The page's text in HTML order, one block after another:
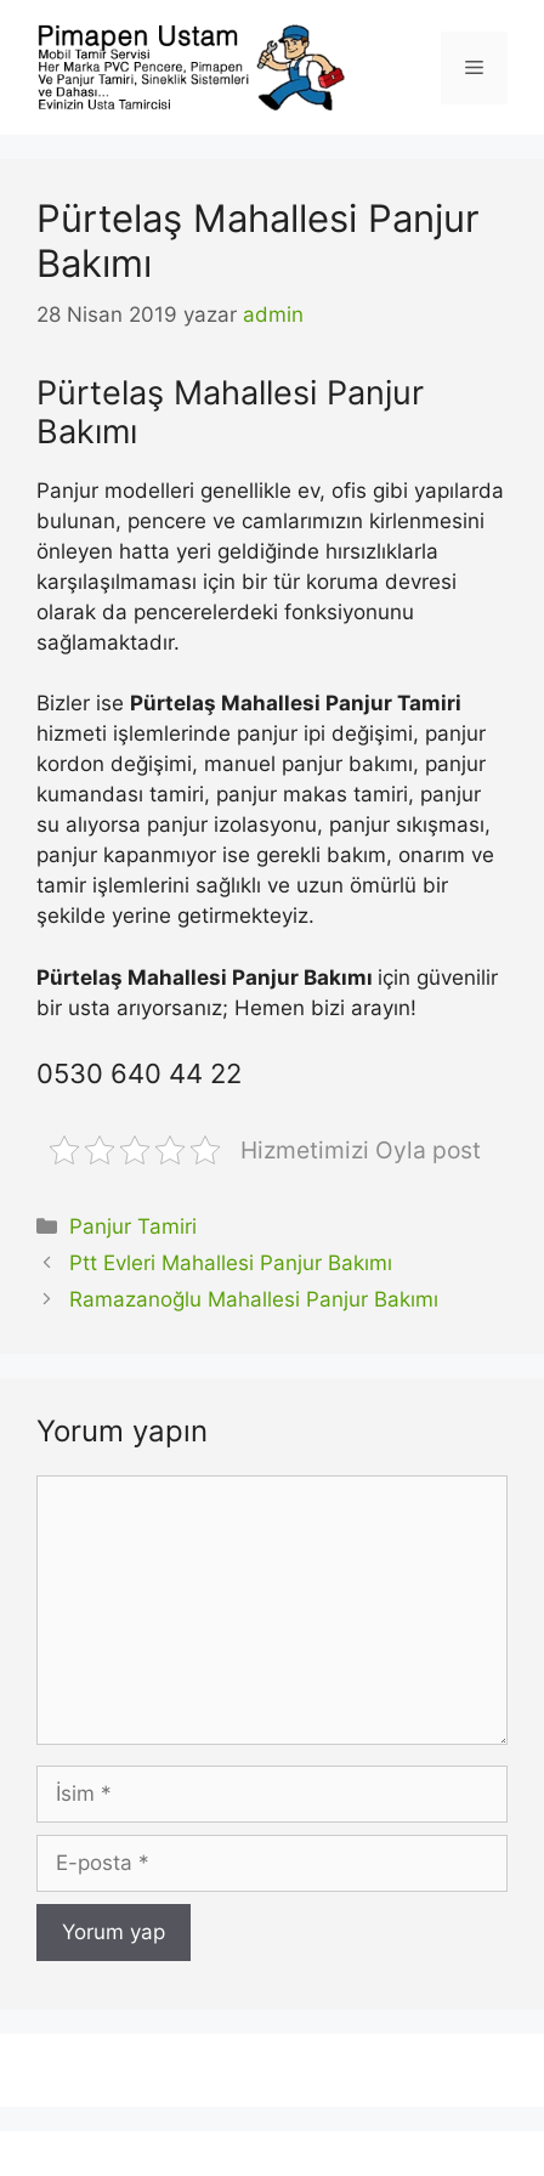
Menü
Pürtelaş Mahallesi Panjur
Bakımı
28 Nisan 2019 yazar admin
Pürtelaş Mahallesi Panjur
Bakımı
Panjur modelleri genellikle ev, ofis gibi yapılarda
bulunan, pencere ve camlarımızın kirlenmesini
önleyen hatta yeri geldiğinde hırsızlıklarla
karşılaşılmaması için bir tür koruma devresi
olarak da pencerelerdeki fonksiyonunu
sağlamaktadır.
Bizler ise Pürtelaş Mahallesi Panjur Tamiri
hizmeti işlemlerinde panjur ipi değişimi, panjur
kordon değişimi, manuel panjur bakımı, panjur
kumandası tamiri, panjur makas tamiri, panjur
su alıyorsa panjur izolasyonu, panjur sıkışması,
panjur kapanmıyor ise gerekli bakım, onarım ve
tamir işlemlerini sağlıklı ve uzun ömürlü bir
şekilde yerine getirmekteyiz.
Pürtelaş Mahallesi Panjur Bakımı için güvenilir
bir usta arıyorsanız; Hemen bizi arayın!
0530 640 44 22
Hizmetimizi Oyla post
Kategoriler
Panjur Tamiri
Ptt Evleri Mahallesi Panjur Bakımı
Ramazanoğlu Mahallesi Panjur Bakımı
Yorum yapın
İsim
posta